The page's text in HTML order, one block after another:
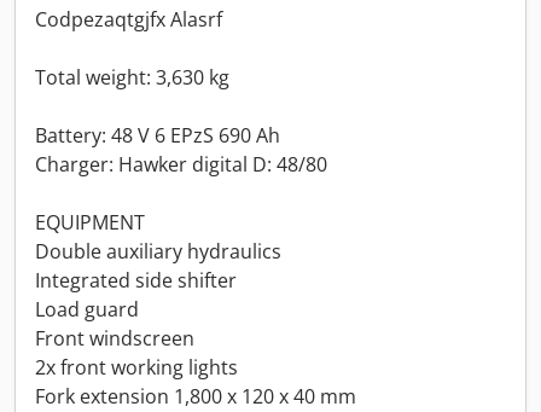
Codpezaqtgjfx Alasrf
Total weight: 3,630 kg
Battery: 48 V 6 EPzS 690 Ah
Charger: Hawker digital D: 48/80
EQUIPMENT
Double auxiliary hydraulics
Integrated side shifter
Load guard
Front windscreen
2x front working lights
Fork extension 1,800 x 120 x 40 mm